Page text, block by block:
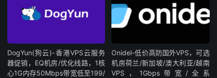
DogYun(狗云)-香港VPS云服务
器促销，EQ机房/优化线路，1核
心1G内存50Mbps带宽低至199/
Onidel-低价高防国外VPS，可选
机房荷兰/新加坡/澳大利亚/越南
VPS，1Gbps带宽/全系